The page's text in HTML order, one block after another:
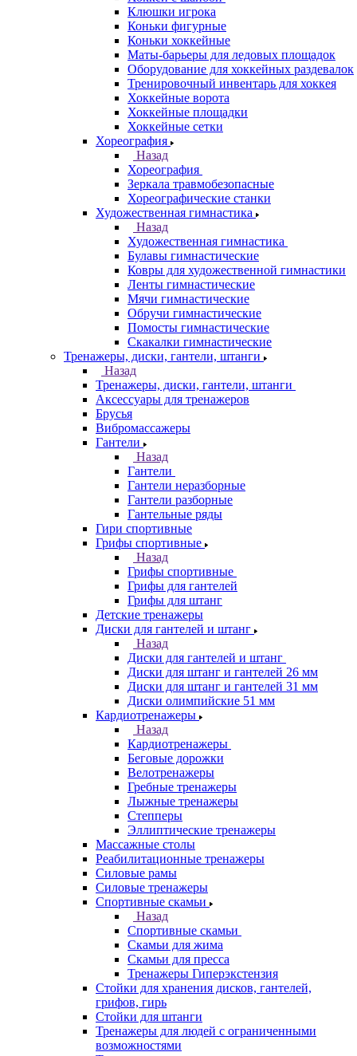
Клюшки игрока
Коньки фигурные
Коньки хоккейные
Маты-барьеры для ледовых площадок
Оборудование для хоккейных раздевалок
Тренировочный инвентарь для хоккея
Хоккейные ворота
Хоккейные площадки
Хоккейные сетки
Хореография
Назад
Хореография
Зеркала травмобезопасные
Хореографические станки
Художественная гимнастика
Назад
Художественная гимнастика
Булавы гимнастические
Ковры для художественной гимнастики
Ленты гимнастические
Мячи гимнастические
Обручи гимнастические
Помосты гимнастические
Скакалки гимнастические
Тренажеры, диски, гантели, штанги
Назад
Тренажеры, диски, гантели, штанги
Аксессуары для тренажеров
Брусья
Вибромассажеры
Гантели
Назад
Гантели
Гантели неразборные
Гантели разборные
Гантельные ряды
Гири спортивные
Грифы спортивные
Назад
Грифы спортивные
Грифы для гантелей
Грифы для штанг
Детские тренажеры
Диски для гантелей и штанг
Назад
Диски для гантелей и штанг
Диски для штанг и гантелей 26 мм
Диски для штанг и гантелей 31 мм
Диски олимпийские 51 мм
Кардиотренажеры
Назад
Кардиотренажеры
Беговые дорожки
Велотренажеры
Гребные тренажеры
Лыжные тренажеры
Степперы
Эллиптические тренажеры
Массажные столы
Реабилитационные тренажеры
Силовые рамы
Силовые тренажеры
Спортивные скамьи
Назад
Спортивные скамьи
Скамьи для жима
Скамьи для пресса
Тренажеры Гиперэкстензия
Стойки для хранения дисков, гантелей,
грифов, гирь
Стойки для штанги
Тренажеры для людей с ограниченными
возможностями